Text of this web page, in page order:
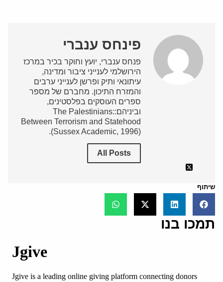
פינחס ענברי
פנחס ענברי, יועץ וחוקר בכיר במרכז
הירושלמי לענייני ציבור ומדינה,
עיתונאי ותיק ופרשן לענייני ערבים
והמזרח התיכון. מחברם של מספר
ספרים העוסקים בפלסטינים,
וביניהם:The Palestinians:
Between Terrorism and Statehood
(Sussex Academic, 1996).
All Posts
שיתוף
תמכו בנו